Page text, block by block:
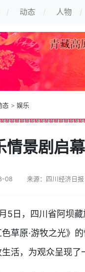
动态 人物
态 > 娱乐
情景剧启
08 来源：四川经济日报
，四川省阿坝藏
色草原·游牧之光》
活，为观众呈现了